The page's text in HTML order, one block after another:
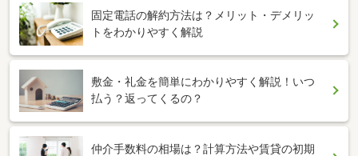
固定電話の解約方法は？メリット・デメリッ
トをわかりやすく解説
敷金・礼金を簡単にわかりやすく解説！いつ
払う？返ってくるの？
仲介手数料の相場は？計算方法や賃貸の初期